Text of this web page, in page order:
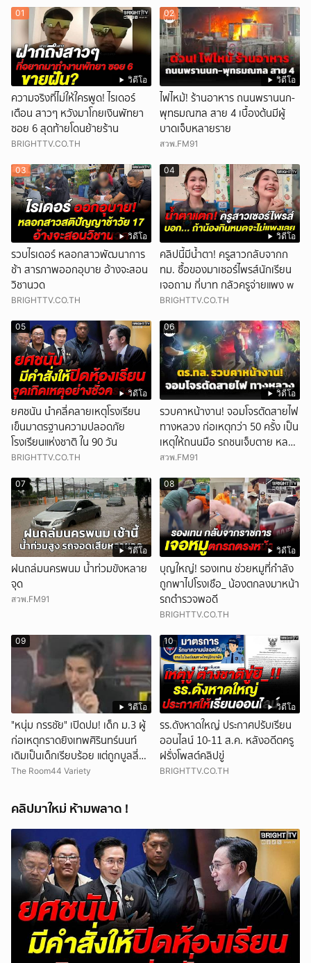
วิดีโอ
01
ความจริงที่ไม่ให้ใครพูด! ไรเดอร์
เตือน สาวๆ หวังมาโกยเงินพัทยา
ซอย 6 สุดท้ายโดนย้ายร้าน
BRIGHTTV.CO.TH
วิดีโอ
02
ไฟไหม้! ร้านอาหาร ถนนพรานนก-
พุทธมณฑล สาย 4 เบื้องต้นมีผู้
บาดเจ็บหลายราย
สวพ.FM91
วิดีโอ
03
รวบไรเดอร์ หลอกสาวพัฒนาการ
ช้า สารภาพออกอุบาย อ้างจะสอน
วิชานวด
BRIGHTTV.CO.TH
วิดีโอ
04
คลิปนี้มีน้ำตา! ครูสาวกลับจากก
ทม. ซื้อของมาเซอร์ไพรส์นักเรียน
เจอถาม กี่บาท กลัวครูจ่ายแพง w
BRIGHTTV.CO.TH
วิดีโอ
05
ยศชนัน นำคลี่คลายเหตุโรงเรียน
เข็นมาตรฐานความปลอดภัย
โรงเรียนแห่งชาติ ใน 90 วัน
BRIGHTTV.CO.TH
วิดีโอ
06
รวบคาหน้างาน! จอมโจรตัดสายไฟ
ทางหลวง ก่อเหตุกว่า 50 ครั้ง เป็น
เหตุให้ถนนมือ รถชนเจ็บตาย หลาย
สิบราย เสียหายราว 10 ล้าน
สวพ.FM91
วิดีโอ
07
ฝนถล่มนครพนม น้ำท่วมขังหลาย
จุด
สวพ.FM91
วิดีโอ
08
บุญใหญ่! รองเทน ช่วยหมูที่กำลัง
ถูกพาไปโรงเชือ_ น้องตกลงมาหน้า
รถตำรวจพอดี
BRIGHTTV.CO.TH
วิดีโอ
09
"หนุ่ม กรรชัย" เปิดปม! เด็ก ม.3 ผู้
ก่อเหตุกราดยิงเทพศิรินทร์นนท์
เดิมเป็นเด็กเรียบร้อย แต่ถูกบูลลี่
หนัก คาดแรงกดดันสะสมกลายเป็น
The Room44 Variety
วิดีโอ
10
รร.ดังหาดใหญ่ ประกาศปรับเรียน
ออนไลน์ 10-11 ส.ค. หลังอดีตครู
ฝรั่งโพสต์คลิปขู่
BRIGHTTV.CO.TH
คลิปมาใหม่ ห้ามพลาด !